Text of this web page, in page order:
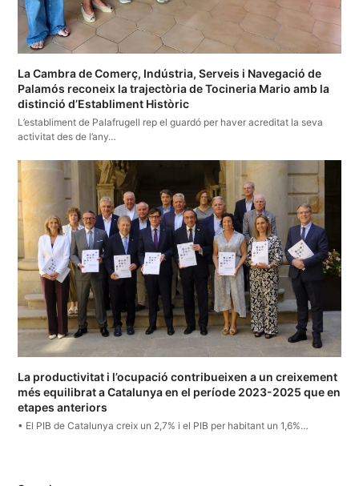
La Cambra de Comerç, Indústria, Serveis i Navegació de
Palamós reconeix la trajectòria de Tocineria Mario amb la
distinció d’Establiment Històric
L’establiment de Palafrugell rep el guardó per haver acreditat la seva
activitat des de l’any…
La productivitat i l’ocupació contribueixen a un creixement
més equilibrat a Catalunya en el període 2023-2025 que en
etapes anteriors
• El PIB de Catalunya creix un 2,7% i el PIB per habitant un 1,6%…